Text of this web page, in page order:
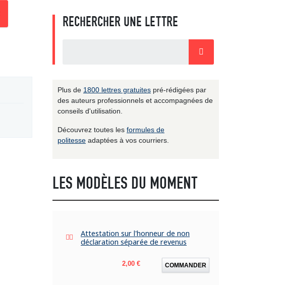
RECHERCHER UNE LETTRE
Plus de 1800 lettres gratuites pré-rédigées par
des auteurs professionnels et accompagnées de
conseils d'utilisation.
Découvrez toutes les formules de
politesse adaptées à vos courriers.
LES MODÈLES DU MOMENT
Attestation sur l'honneur de non
déclaration séparée de revenus
Prix
2,00 € COMMANDER